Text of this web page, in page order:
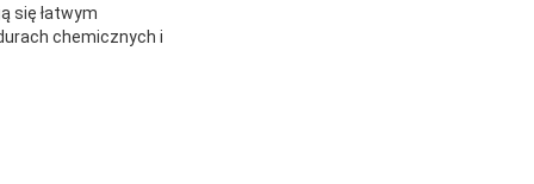
się łatwym
chemicznych i